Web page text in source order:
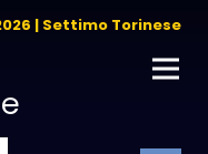
2026 | Settimo Torinese